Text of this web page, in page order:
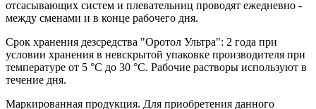
отсасывающих систем и плевательниц проводят ежедневно -
между сменами и в конце рабочего дня.
Срок хранения дезсредства "Оротол Ультра": 2 года при
условии хранения в невскрытой упаковке производителя при
температуре от 5 °С до 30 °С. Рабочие растворы используют в
течение дня.
Маркированная продукция. Для приобретения данного